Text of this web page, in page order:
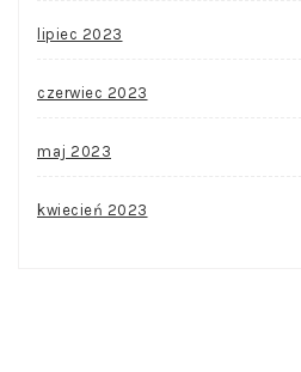
lipiec 2023
czerwiec 2023
maj 2023
kwiecień 2023